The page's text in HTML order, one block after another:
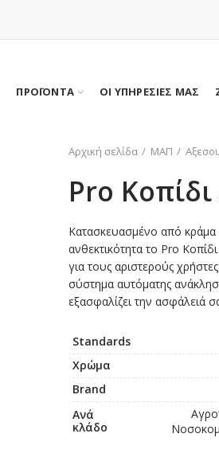
ΠΡΟΪΟΝΤΑ ΟΙ ΥΠΗΡΕΣΙΕΣ ΜΑΣ
Αρχική σελίδα ΜΑΠ
Pro
Κατασκευασμένο από
ανθεκτικότητα το Pro
για τους αριστερούς
σύστημα αυτόματης
εξασφαλίζει την ασφάλειά
Standards
Χρώμα
Brand
Ανά
κλάδο